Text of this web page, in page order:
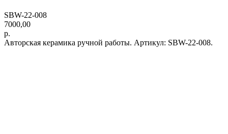
SBW-22-008
7000,00
р.
Авторская керамика ручной работы. Артикул: SBW-22-008.